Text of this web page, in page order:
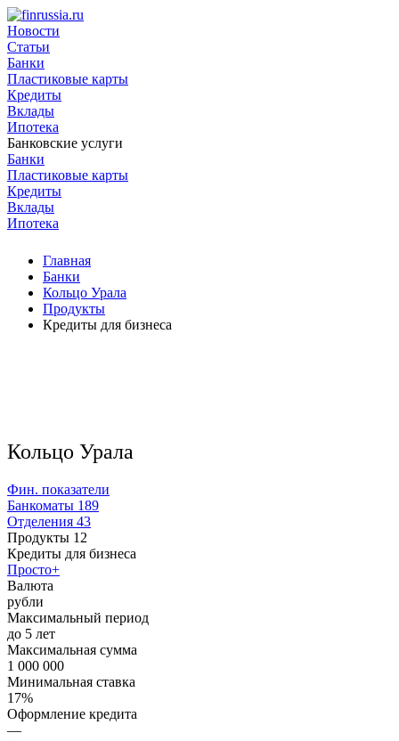
Новости
Статьи
Банки
Пластиковые карты
Кредиты
Вклады
Ипотека
Банковские услуги
Банки
Пластиковые карты
Кредиты
Вклады
Ипотека
Главная
Банки
Кольцо Урала
Продукты
Кредиты для бизнеса
Кольцо Урала
Фин. показатели
Банкоматы 189
Отделения 43
Продукты 12
Кредиты для бизнеса
Просто+
Валюта
рубли
Максимальный период
до 5 лет
Максимальная сумма
1 000 000
Минимальная ставка
17%
Оформление кредита
—